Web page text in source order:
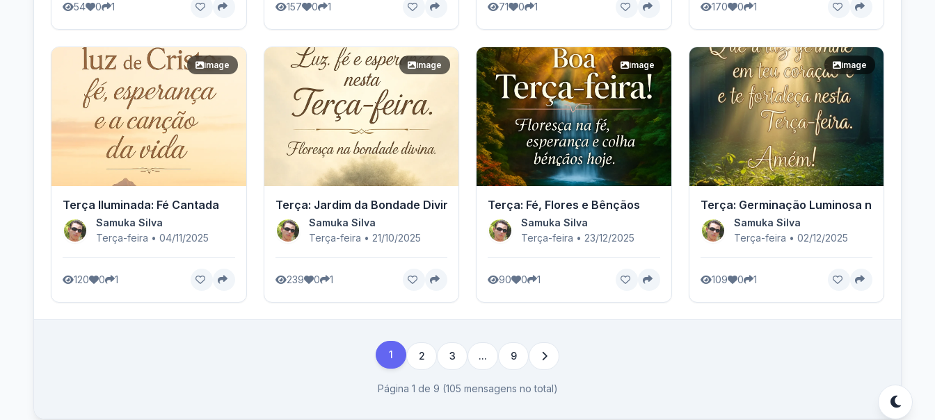
54 0 1 157 0 1 71 0 1 170 0 1
image
Terça Iluminada: Fé Cantada
Samuka Silva
Terça-feira • 04/11/2025
120 0 1
image
Terça: Jardim da Bondade Divina
Samuka Silva
Terça-feira • 21/10/2025
239 0 1
image
Terça: Fé, Flores e Bênçãos
Samuka Silva
Terça-feira • 23/12/2025
90 0 1
image
Terça: Germinação Luminosa no Coração
Samuka Silva
Terça-feira • 02/12/2025
109 0 1
1 2 3 ... 9
Página 1 de 9 (105 mensagens no total)